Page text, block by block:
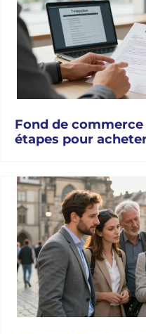
Fond de
étapes pour